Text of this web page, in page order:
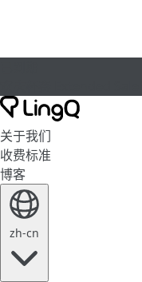
关于我们
收费标准
博客
zh-cn